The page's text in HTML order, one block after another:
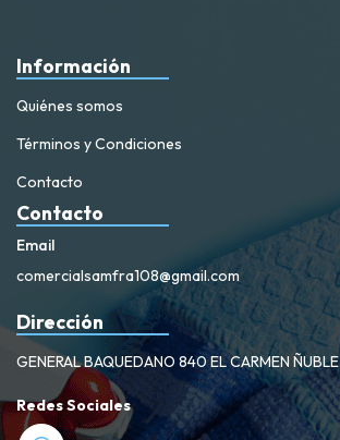
Información
Quiénes somos
Términos y Condiciones
Contacto
Contacto
Email
comercialsamfra108@gmail.com
Dirección
GENERAL BAQUEDANO 840 EL CARMEN ÑUBLE
Redes Sociales